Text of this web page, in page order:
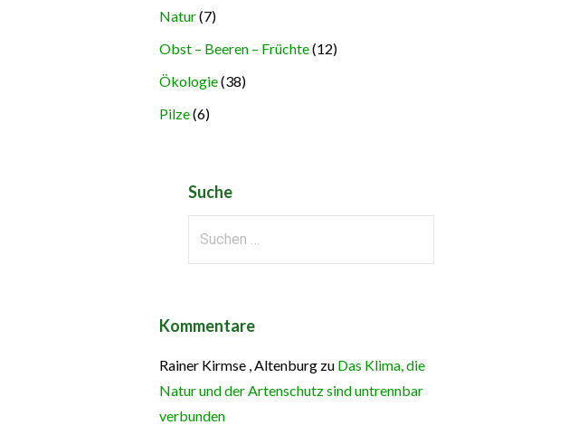
Natur(7)
Obst – Beeren – Früchte(12)
Ökologie(38)
Pilze(6)
Suche
Kommentare
Rainer Kirmse , Altenburgzu Das Klima, die
Natur und der Artenschutz sind untrennbar
verbunden